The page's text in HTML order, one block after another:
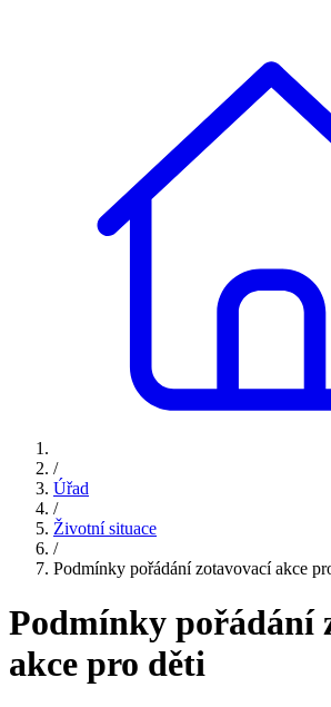
/
Úřad
/
Životní situace
/
Podmínky pořádání zotavovací akce
Podmínky pořádání
akce pro děti